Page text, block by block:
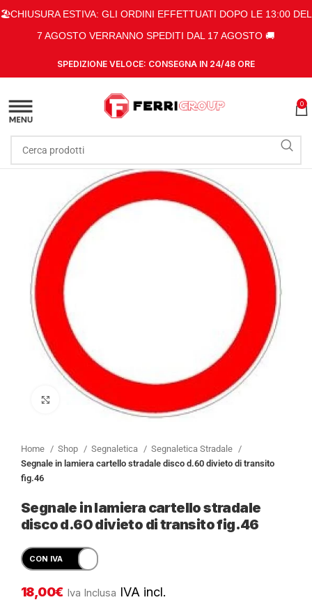
🏖️CHIUSURA ESTIVA: GLI ORDINI EFFETTUATI DOPO LE 13:00 DEL
7 AGOSTO VERRANNO SPEDITI DAL 17 AGOSTO 🚚
SPEDIZIONE VELOCE: CONSEGNA IN 24/48 ORE
0
Clicca per ingrandire
Home Shop Segnaletica
Segnaletica Stradale
Segnale in lamiera cartello stradale disco d.60 divieto di transito
fig.46
Segnale in lamiera cartello stradale
disco d.60 divieto di transito fig.46
18,00€ Iva Inclusa IVA incl.